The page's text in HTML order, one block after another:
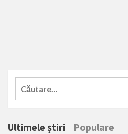
Ultimele știri Populare